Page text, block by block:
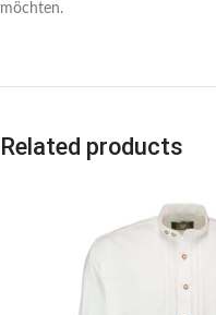
möchten.
Related products